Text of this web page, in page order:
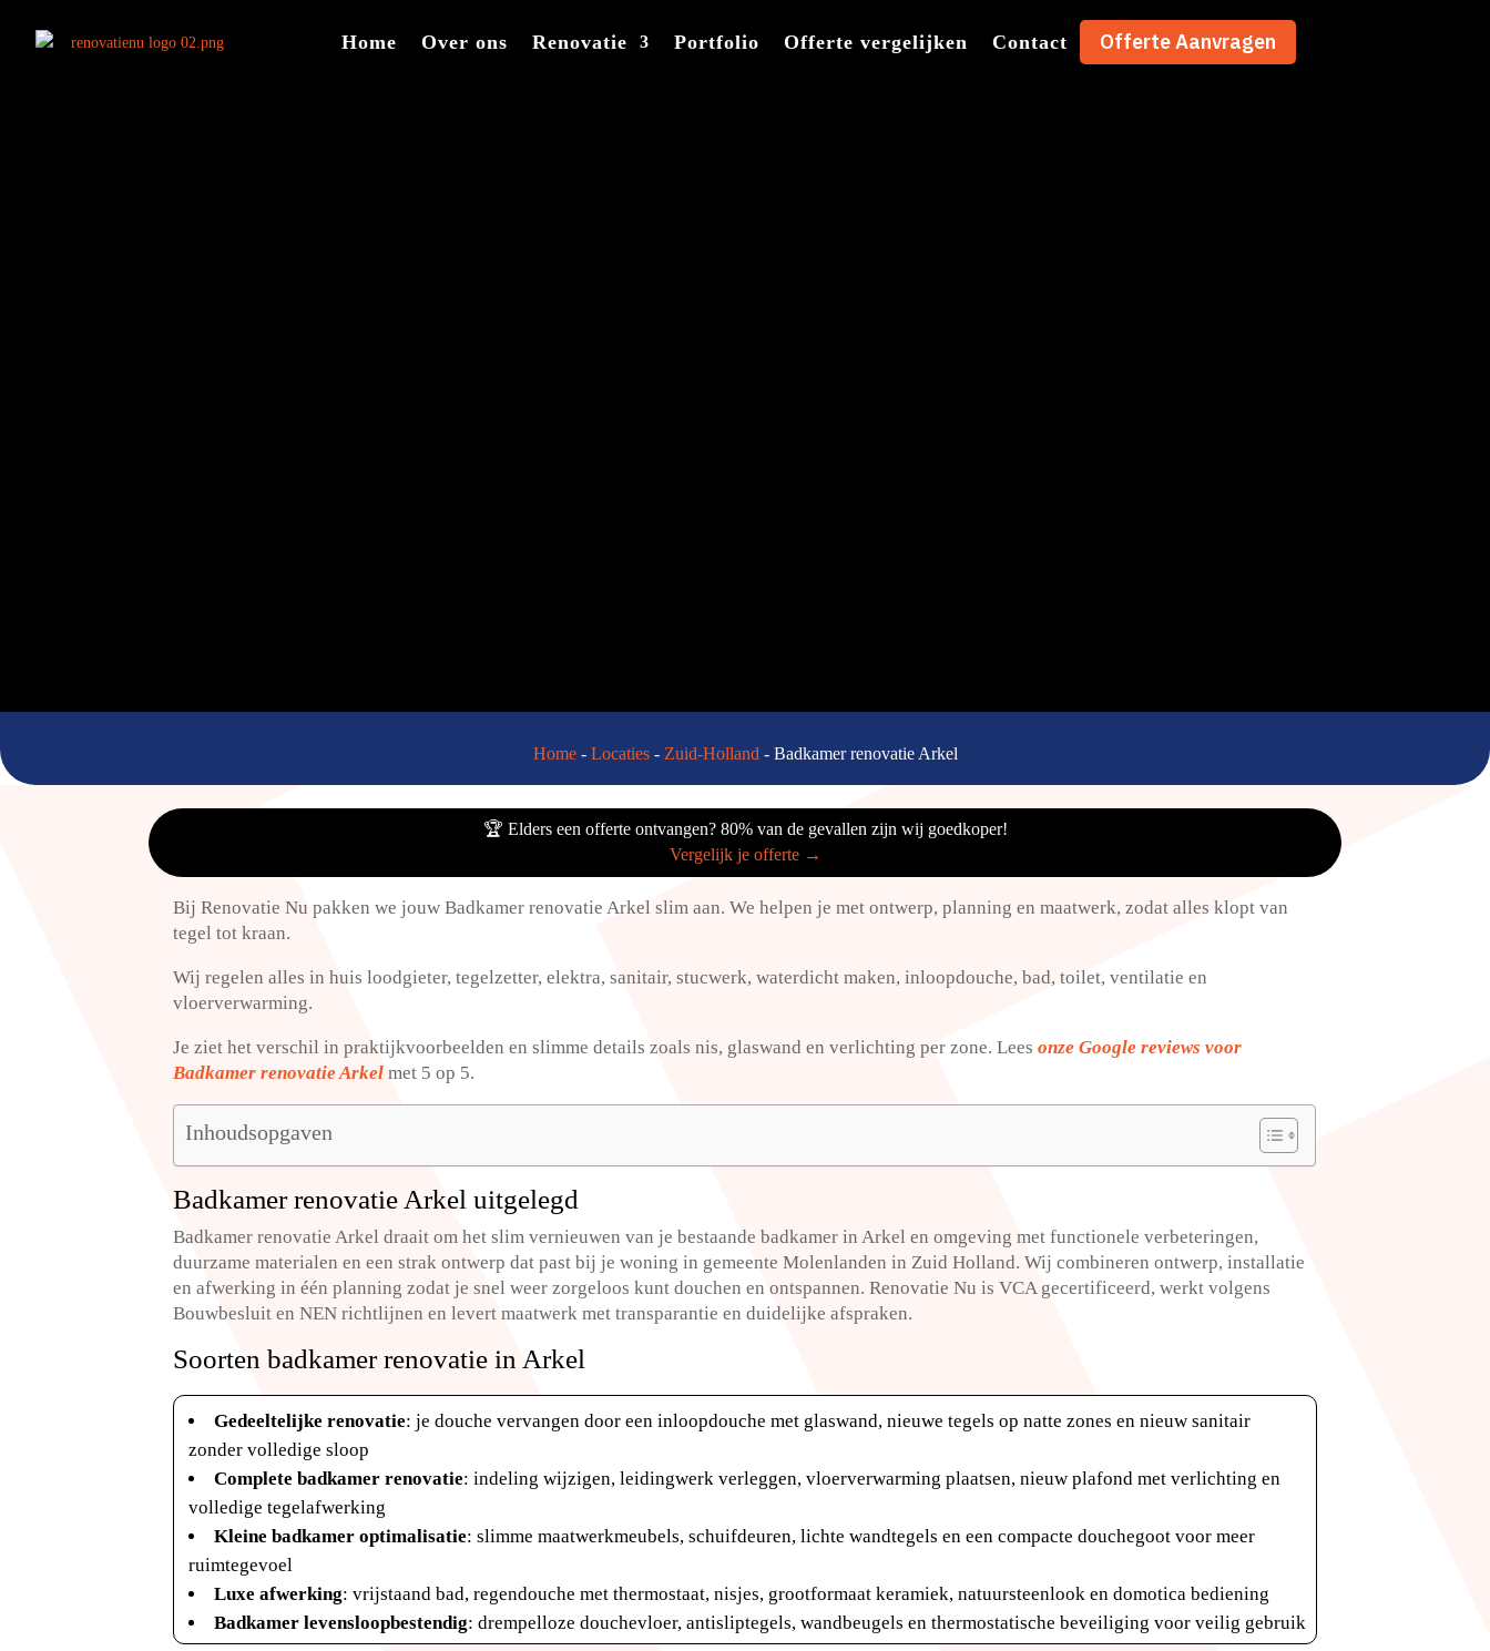
Home Over ons Renovatie Portfolio Offerte vergelijken Contact Offerte Aanvragen
Home- Locaties- Zuid-Holland - Badkamer renovatie Arkel
🏆 Elders een offerte ontvangen? 80% van de gevallen zijn wij goedkoper!
Vergelijk je offerte →
Bij Renovatie Nu pakken we jouw Badkamer renovatie Arkel slim aan.​ We helpen je met ontwerp, planning en maatwerk, zodat alles klopt van
tegel tot kraan.​
Wij regelen alles in huis loodgieter, tegelzetter, elektra, sanitair, stucwerk, waterdicht maken, inloopdouche, bad, toilet, ventilatie en
vloerverwarming.​
Je ziet het verschil in praktijkvoorbeelden en slimme details zoals nis, glaswand en verlichting per zone.​ Leesonze Google reviews voor
Badkamer renovatie Arkel met 5 op 5.​
Inhoudsopgaven
Badkamer renovatie Arkel uitgelegd
Badkamer renovatie Arkel draait om het slim vernieuwen van je bestaande badkamer in Arkel en omgeving met functionele verbeteringen,
duurzame materialen en een strak ontwerp dat past bij je woning in gemeente Molenlanden in Zuid Holland.​ Wij combineren ontwerp, installatie
en afwerking in één planning zodat je snel weer zorgeloos kunt douchen en ontspannen.​ Renovatie Nu is VCA gecertificeerd, werkt volgens
Bouwbesluit en NEN richtlijnen en levert maatwerk met transparantie en duidelijke afspraken.​
Soorten badkamer renovatie in Arkel
Gedeeltelijke renovatie: je douche vervangen door een inloopdouche met glaswand, nieuwe tegels op natte zones en nieuw sanitair
zonder volledige sloop
Complete badkamer renovatie: indeling wijzigen, leidingwerk verleggen, vloerverwarming plaatsen, nieuw plafond met verlichting en
volledige tegelafwerking
Kleine badkamer optimalisatie: slimme maatwerkmeubels, schuifdeuren, lichte wandtegels en een compacte douchegoot voor meer
ruimtegevoel
Luxe afwerking: vrijstaand bad, regendouche met thermostaat, nisjes, grootformaat keramiek, natuursteenlook en domotica bediening
Badkamer levensloopbestendig: drempelloze douchevloer, antisliptegels, wandbeugels en thermostatische beveiliging voor veilig gebruik